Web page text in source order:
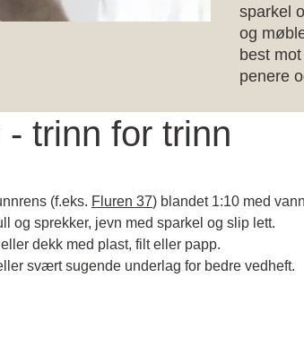
sparkel
og
best
penere
trinn for trinn
(f.eks. Fluren 37) blandet 1:10 med
og sprekker, jevn med sparkel og slip lett.
dekk med plast, filt eller papp.
svært sugende underlag for bedre vedheft.